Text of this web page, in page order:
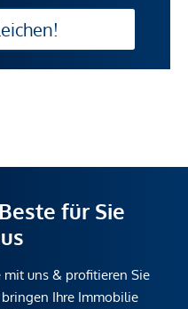
für Sie
mit uns & profitieren Sie
Ihre Immobilie